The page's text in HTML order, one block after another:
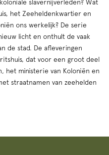
slavernijverleden? Wat
het Zeeheldenkwartier en
ons werkelijk? De serie
licht en onthult de vaak
de stad. De afleveringen
dat voor een groot deel
het ministerie van Koloniën en
straatnamen van zeehelden